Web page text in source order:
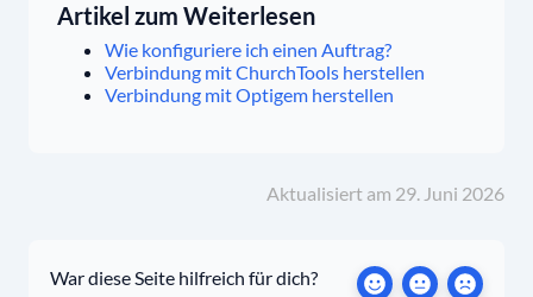
Artikel zum Weiterlesen
Wie konfiguriere ich einen Auftrag?
Verbindung mit ChurchTools herstellen
Verbindung mit Optigem herstellen
Aktualisiert am 29. Juni 2026
War diese Seite hilfreich für dich?